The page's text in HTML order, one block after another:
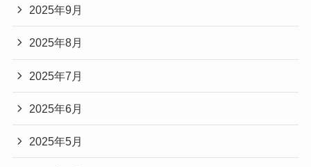
2025年9月
2025年8月
2025年7月
2025年6月
2025年5月